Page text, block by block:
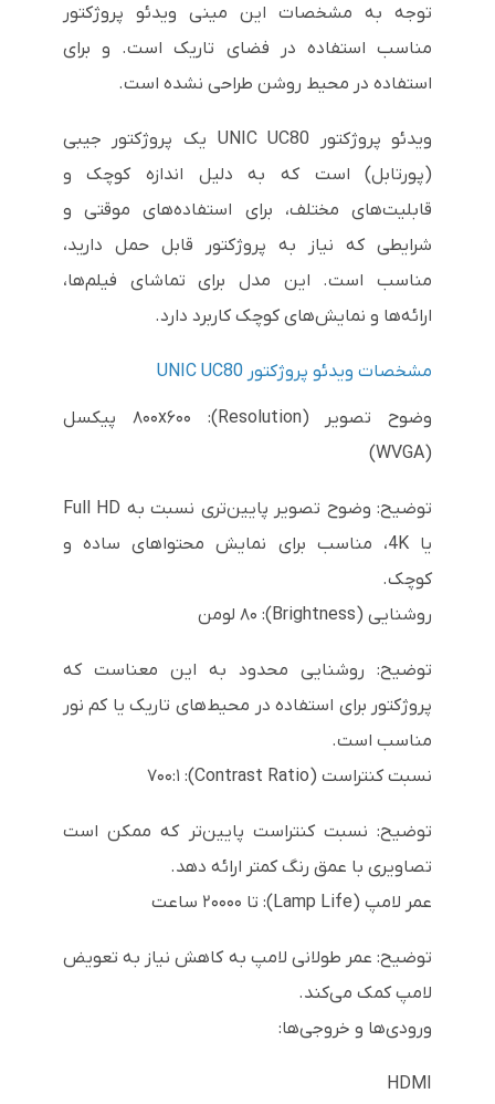
توجه به مشخصات این مینی ویدئو پروژکتور
مناسب استفاده در فضای تاریک است. و برای
استفاده در محیط روشن طراحی نشده است.
ویدئو پروژکتور UNIC UC80 یک پروژکتور جیبی
(پورتابل) است که به دلیل اندازه کوچک و
قابلیت‌های مختلف، برای استفاده‌های موقتی و
شرایطی که نیاز به پروژکتور قابل حمل دارید،
مناسب است. این مدل برای تماشای فیلم‌ها،
ارائه‌ها و نمایش‌های کوچک کاربرد دارد.
مشخصات ویدئو پروژکتور UNIC UC80
وضوح تصویر (Resolution): ۸۰۰x۶۰۰ پیکسل
(WVGA)
توضیح: وضوح تصویر پایین‌تری نسبت به Full HD
یا 4K، مناسب برای نمایش محتواهای ساده و
کوچک.
روشنایی (Brightness): ۸۰ لومن
توضیح: روشنایی محدود به این معناست که
پروژکتور برای استفاده در محیط‌های تاریک یا کم نور
مناسب است.
نسبت کنتراست (Contrast Ratio): ۷۰۰:۱
توضیح: نسبت کنتراست پایین‌تر که ممکن است
تصاویری با عمق رنگ کمتر ارائه دهد.
عمر لامپ (Lamp Life): تا ۲۰۰۰۰ ساعت
توضیح: عمر طولانی لامپ به کاهش نیاز به تعویض
لامپ کمک می‌کند.
ورودی‌ها و خروجی‌ها:
HDMI